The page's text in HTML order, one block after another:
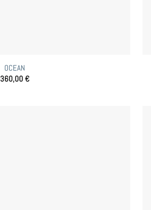
OCEAN
360,00€